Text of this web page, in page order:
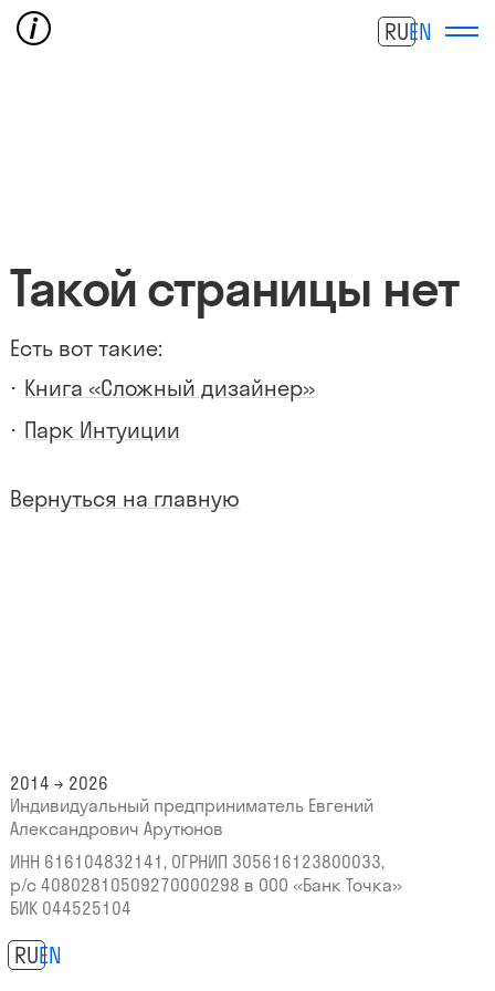
RUEN
Такой страницы нет
Есть вот такие:
Книга «Сложный дизайнер»
Парк Интуиции
Вернуться на главную
2014 → 2026
Индивидуальный предприниматель Евгений
Александрович Арутюнов
ИНН 616104832141, ОГРНИП 305616123800033,
р/с 40802810509270000298 в ООО «Банк Точка»
БИК 044525104
RUEN